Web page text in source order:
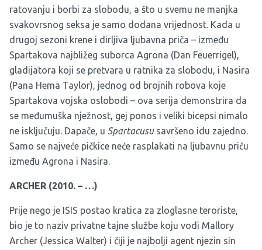
ratovanju i borbi za slobodu, a što u svemu ne manjka
svakovrsnog seksa je samo dodana vrijednost. Kada u
drugoj sezoni krene i dirljiva ljubavna priča – između
Spartakova najbližeg suborca Agrona (Dan Feuerrigel),
gladijatora koji se pretvara u ratnika za slobodu, i Nasira
(Pana Hema Taylor), jednog od brojnih robova koje
Spartakova vojska oslobodi – ova serija demonstrira da
se međumuška nježnost, gej ponos i veliki bicepsi nimalo
ne isključuju. Dapače, u Spartacususavršeno idu zajedno.
Samo se najveće pičkice neće rasplakati na ljubavnu priču
između Agrona i Nasira.
ARCHER (2010. – …)
Prije nego je ISIS postao kratica za zloglasne teroriste,
bio je to naziv privatne tajne službe koju vodi Mallory
Archer (Jessica Walter) i čiji je najbolji agent njezin sin